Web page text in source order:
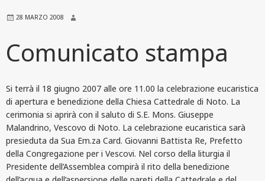
28 MARZO 2008
Comunicato stampa
Si terrà il 18 giugno 2007 alle ore 11.00 la celebrazione eucaristica
di apertura e benedizione della Chiesa Cattedrale di Noto. La
cerimonia si aprirà con il saluto di S.E. Mons. Giuseppe
Malandrino, Vescovo di Noto. La celebrazione eucaristica sarà
presieduta da Sua Em.za Card. Giovanni Battista Re, Prefetto
della Congregazione per i Vescovi. Nel corso della liturgia il
Presidente dell’Assemblea compirà il rito della benedizione